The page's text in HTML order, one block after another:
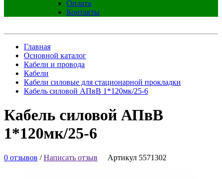
Оплата
Контакты
Главная
Основной каталог
Кабели и провода
Кабели
Кабели силовые для стационарной прокладки
Кабель силовой АПвВ 1*120мк/25-6
Кабель силовой АПвВ
1*120мк/25-6
0 отзывов /Написать отзыв Артикул 5571302